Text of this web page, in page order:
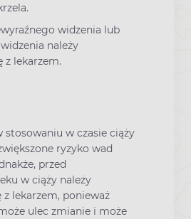
widzenia lub
należy
z lekarzem.
stosowaniu w czasie ciąży
ryzyko wad
przed
w ciąży należy
lekarzem, ponieważ
ulec zmianie i może